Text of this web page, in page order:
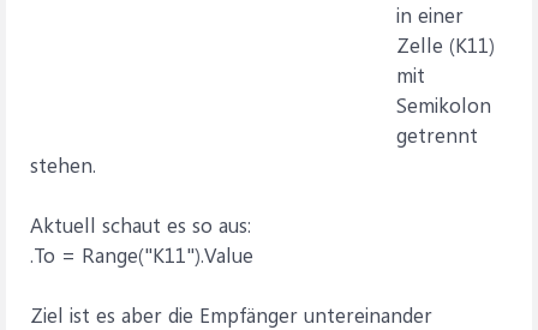
in einer
Zelle (K11)
mit
Semikolon
getrennt
stehen.
Aktuell schaut es so aus:
.To = Range("K11").Value
Ziel ist es aber die Empfänger untereinander